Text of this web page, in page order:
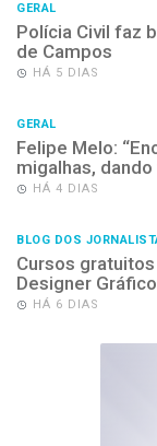
GERAL
Polícia Civil faz
de Campos
HÁ 5 DIAS
GERAL
Felipe Melo:
migalhas,
HÁ 4 DIAS
BLOG DOS
Cursos
Designer
HÁ 6 DIAS